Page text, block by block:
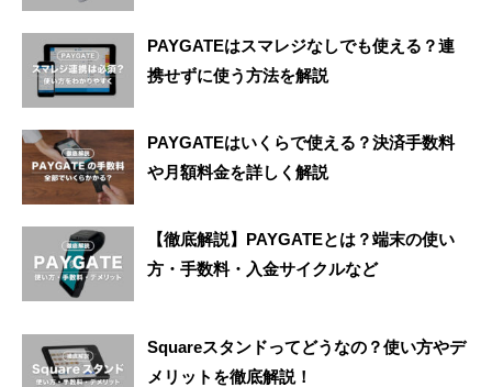
PAYGATEはスマレジなしでも使える？連
携せずに使う方法を解説
PAYGATEはいくらで使える？決済手数料
や月額料金を詳しく解説
【徹底解説】PAYGATEとは？端末の使い
方・手数料・入金サイクルなど
Squareスタンドってどうなの？使い方やデ
メリットを徹底解説！